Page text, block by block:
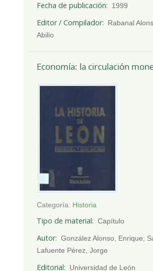
Fecha de publicación 1999
Editor / Compilador
Rabanal
Abilio
Economía: la circulación
Categoría: Historia
Tipo de material Capítulo
Autor
González Alonso, Enrique;
Lafuente Pérez, Jorge
Editorial Universidad de León